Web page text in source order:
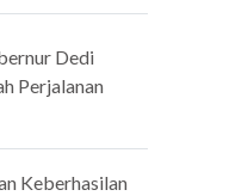
Dedi
Perjalanan
Keberhasilan